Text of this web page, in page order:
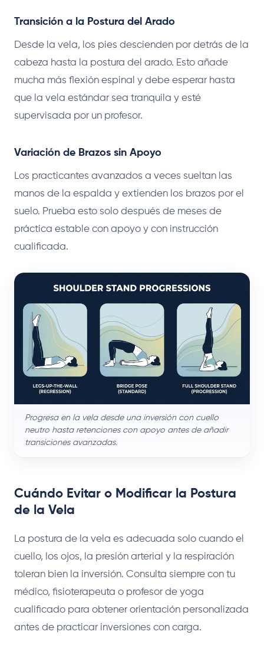
Transición a la Postura del Arado
Desde la vela, los pies descienden por detrás de la
cabeza hasta la postura del arado. Esto añade
mucha más flexión espinal y debe esperar hasta
que la vela estándar sea tranquila y esté
supervisada por un profesor.
Variación de Brazos sin Apoyo
Los practicantes avanzados a veces sueltan las
manos de la espalda y extienden los brazos por el
suelo. Prueba esto solo después de meses de
práctica estable con apoyo y con instrucción
cualificada.
Progresa en la vela desde una inversión con cuello
neutro hasta retenciones con apoyo antes de añadir
transiciones avanzadas.
Cuándo Evitar o Modificar la Postura
de la Vela
La postura de la vela es adecuada solo cuando el
cuello, los ojos, la presión arterial y la respiración
toleran bien la inversión. Consulta siempre con tu
médico, fisioterapeuta o profesor de yoga
cualificado para obtener orientación personalizada
antes de practicar inversiones con carga.